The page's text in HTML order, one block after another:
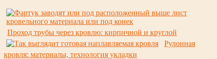
Проход трубы через кровлю: кирпичной и круглой
Рулонная
кровля: материалы, технология укладки